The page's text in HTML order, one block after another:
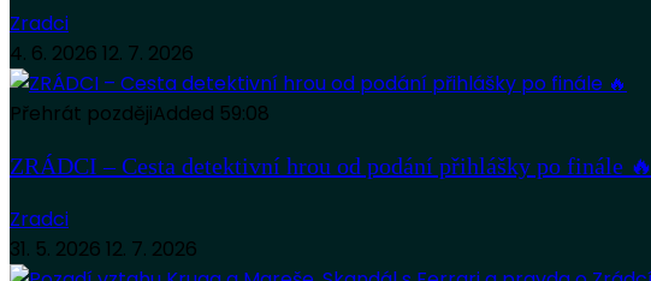
Zradci
4. 6. 2026 12. 7. 2026
Přehrát pozdějiAdded 59:08
ZRÁDCI – Cesta detektivní hrou od podání přihlášky po finále 🔥
Zradci
31. 5. 2026 12. 7. 2026